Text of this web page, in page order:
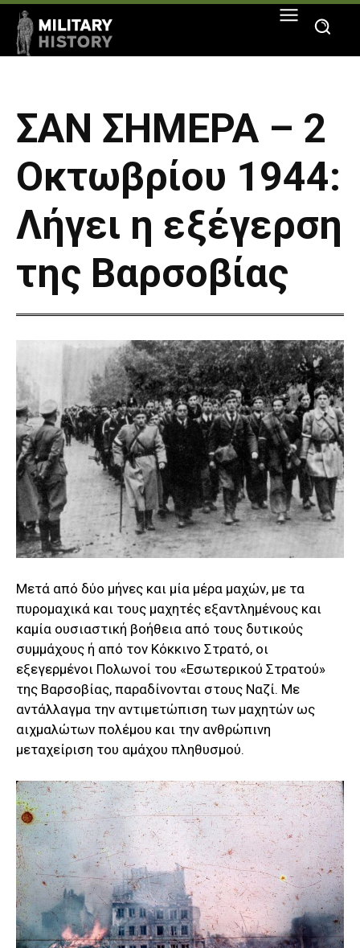
ΣΑΝ ΣΗΜΕΡΑ – 2
Οκτωβρίου 1944:
Λήγει η εξέγερση
της Βαρσοβίας
Μετά από δύο μήνες και μία μέρα μαχών, με τα
πυρομαχικά και τους μαχητές εξαντλημένους και
καμία ουσιαστική βοήθεια από τους δυτικούς
συμμάχους ή από τον Κόκκινο Στρατό, οι
εξεγερμένοι Πολωνοί του «Εσωτερικού Στρατού»
της Βαρσοβίας, παραδίνονται στους Ναζί. Με
αντάλλαγμα την αντιμετώπιση των μαχητών ως
αιχμαλώτων πολέμου και την ανθρώπινη
μεταχείριση του αμάχου πληθυσμού.